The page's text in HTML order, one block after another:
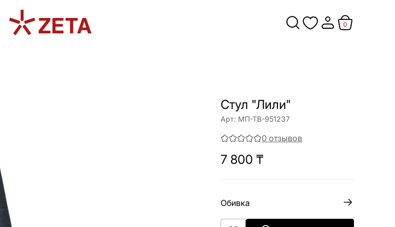
0
Стул "Лили"
Арт: МП-ТВ-951237
0 отзывов
7 800 ₸
Обивка